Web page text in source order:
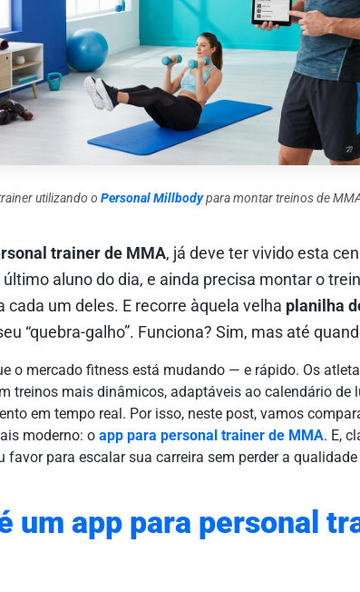
utilizando o Personal Millbodypara montar treinos de
trainer de MMA, já deve ter vivido esta
aluno do dia, e ainda precisa montar o
cada um deles. E recorre àquela velha planilha
“quebra-galho”. Funciona? Sim, mas até
o mercado fitness está mudando — e rápido. Os
treinos mais dinâmicos, adaptáveis ao calendário de
em tempo real. Por isso, neste post, vamos
moderno: o app para personal trainer de MMA. E,
favor para escalar sua carreira sem perder a
um app para personal